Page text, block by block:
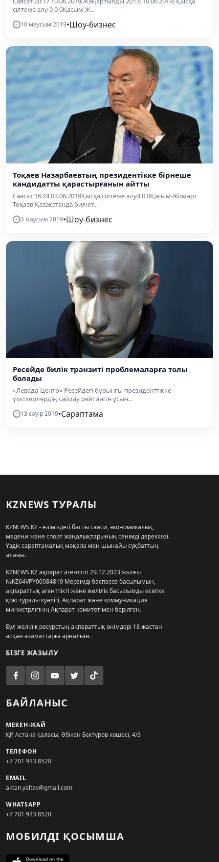
сілтеме алу 0 0 0Қасым-Ж...
10 маусым 2019•Шоу-бизнес
Тоқаев Назарбаевтың президентікке бірнеше
кандидатты қарастырғанын айтты
Саясат 16:24 03.06.2019Қысқа сілтеме алу4 0 0Қасым-Жомарт
Тоқаев Қазақстанда билікт...
3 маусым 2019•Шоу-бизнес
Ресейде билік транзиті проблемаларға толы
болады
«Левада-Центр» Ресейдегі бұрынғы президенттікке
үміткерлердің сайлау рейтингін ұсын...
13 сәуір 2019•Сараптама
KZNEWS ТУРАЛЫ
KZNEWS.KZ - еліміздегі басты саяси, экономикалық,
мәдени және спорт жаңалықтарының сенімді дереккөзі.
Үздік сараптамалық мақала мен шынайы сұқбаттың
алаңы.
KZNEWS.KZ ақпарат агенттігі 29.12.2023 жылғы
№KZ64VPY00084819 Мерзімді баспасөз басылымын,
ақпараттық агенттікті және желілік басылымды есепке
қою туралы куәлігі, Ақпарат және коммуникация
министрлігінің Ақпарат комитетімен берілген.
Бұл желілік ресурстың ақпараттық өнімдері 18 жастан
асқан азаматтарға арналған.
БІЗГЕ ЖАЗЫЛУ
БАЙЛАНЫС
МЕКЕН-ЖАЙ
ҚР, Астана қаласы, Әбікен Бектұров көшесі, 4/3
ТЕЛЕФОН
+7 701 933 8520
EMAIL
aktan.yeltay@gmail.com
WHATSAPP
+7 701 933 8520
МОБИЛДІ ҚОСЫМША